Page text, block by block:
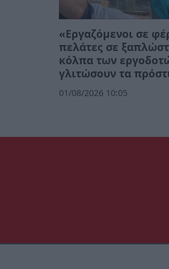
«Εργαζόμενοι σε
πελάτες σε
κόλπα των
γλιτώσουν τα
01/08/2026 10:05